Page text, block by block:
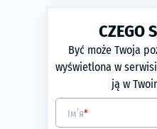
Rok produkcji:2014
Transmisja:
Typ silnika:Diesel
Moc silnika (KM):440
Moc silnika (kW):324
CZEGO
Być może Twoja
wyświetlona w
ją w
Ім’я*